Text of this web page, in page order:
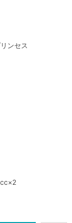
ンセス